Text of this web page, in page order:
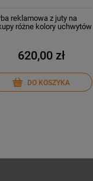
reklamowa z juty na
różne kolory uchwytów
620,00 zł
DO KOSZYKA